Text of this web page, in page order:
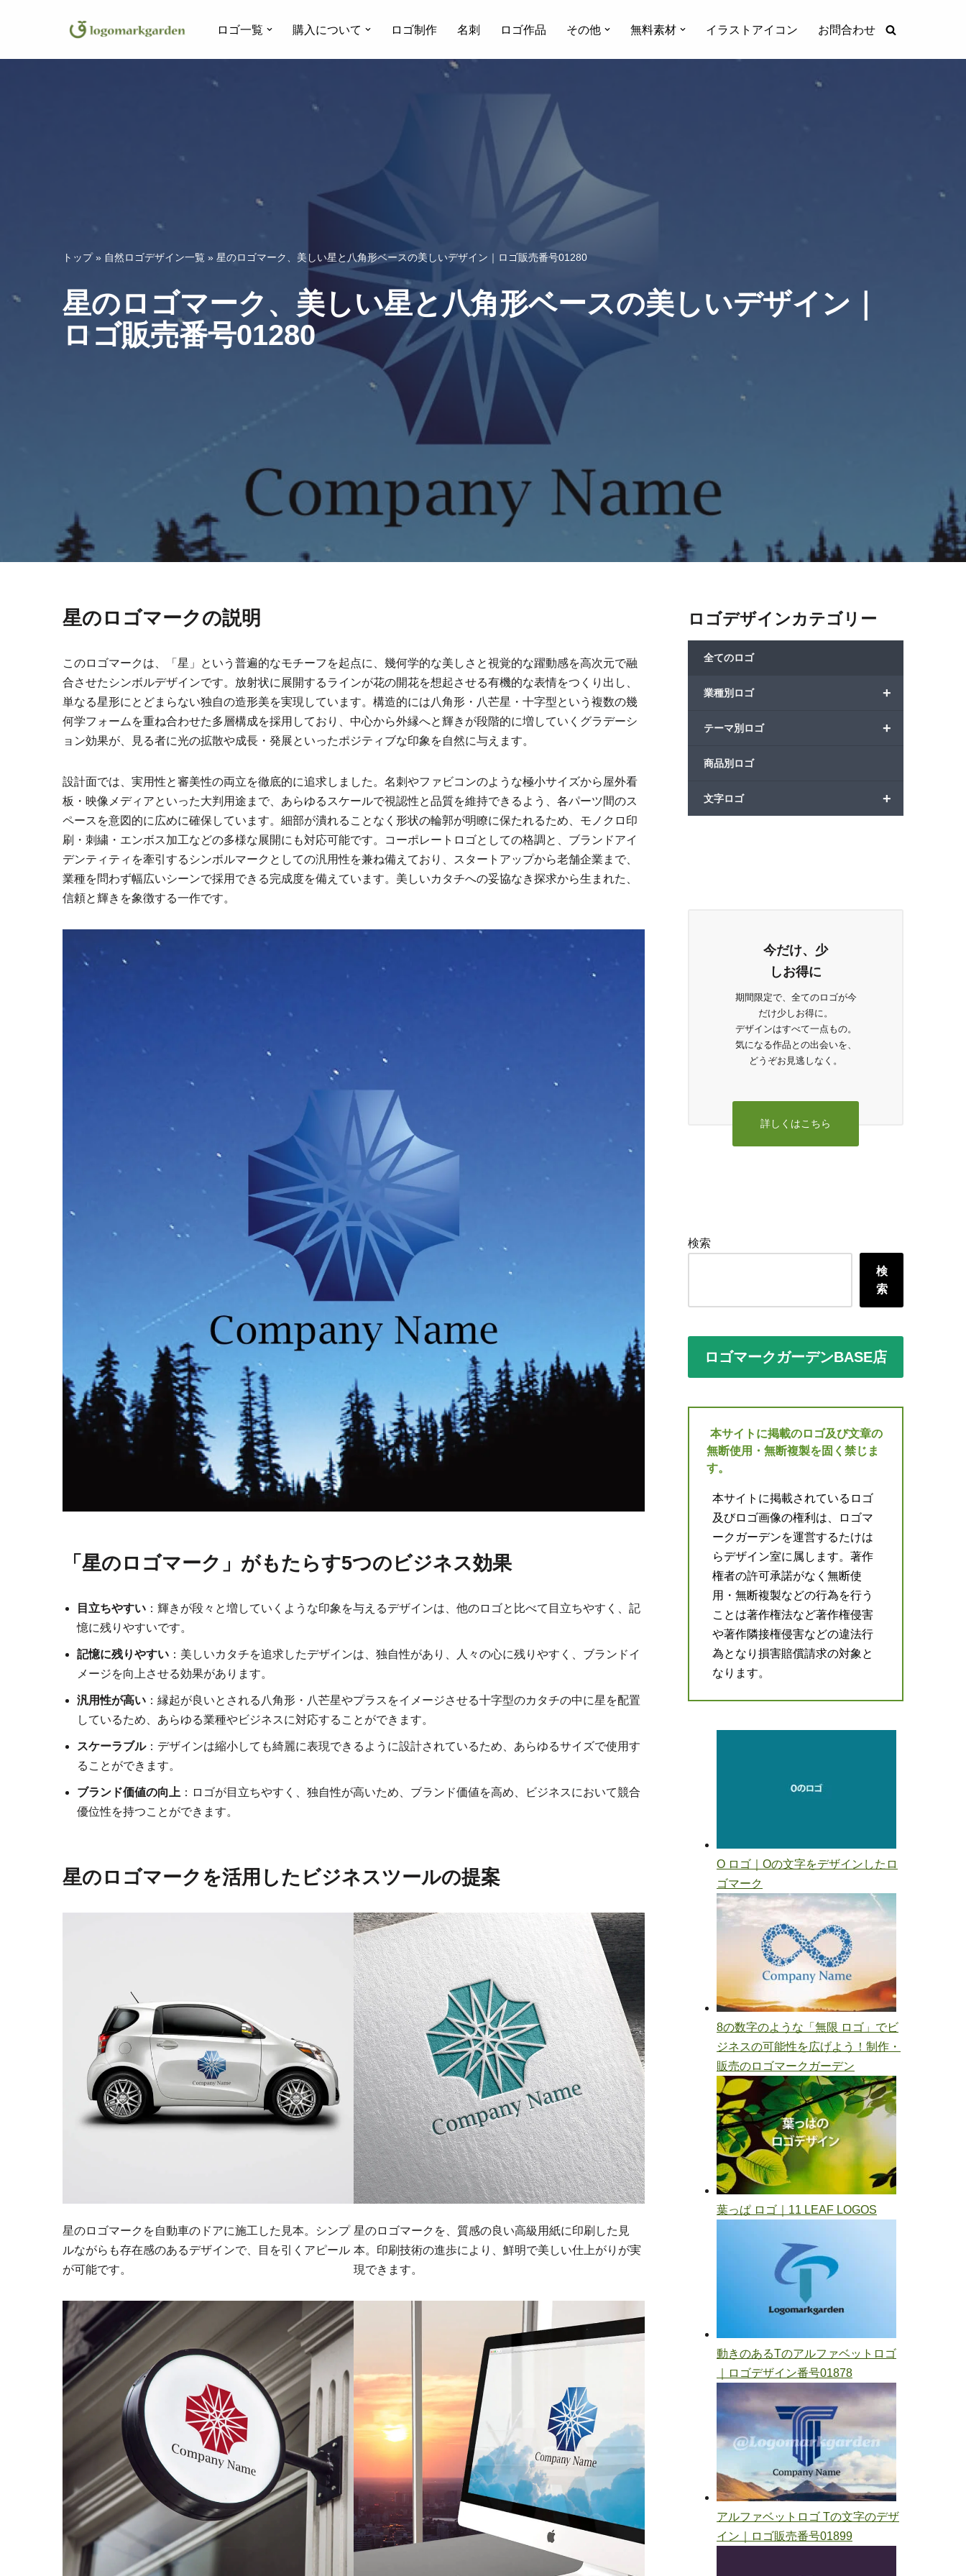
ン
ロゴ一覧 購入について ロゴ制作 名刺 ロゴ作品 その他 無料素材 イラストアイコン お問合わせ
トップ» 自然ロゴデザイン一覧 » 星のロゴマーク、美しい星と八角形ベースの美しいデザイン｜ロゴ販売番号01280
星のロゴマーク、美しい星と八角形ベースの美しいデザイン｜
ロゴ販売番号01280
星のロゴマークの説明
このロゴマークは、「星」という普遍的なモチーフを起点に、幾何学的な美しさと視覚的な躍動感を高次元で融
合させたシンボルデザインです。放射状に展開するラインが花の開花を想起させる有機的な表情をつくり出し、
単なる星形にとどまらない独自の造形美を実現しています。構造的には八角形・八芒星・十字型という複数の幾
何学フォームを重ね合わせた多層構成を採用しており、中心から外縁へと輝きが段階的に増していくグラデーシ
ョン効果が、見る者に光の拡散や成長・発展といったポジティブな印象を自然に与えます。
設計面では、実用性と審美性の両立を徹底的に追求しました。名刺やファビコンのような極小サイズから屋外看
板・映像メディアといった大判用途まで、あらゆるスケールで視認性と品質を維持できるよう、各パーツ間のス
ペースを意図的に広めに確保しています。細部が潰れることなく形状の輪郭が明瞭に保たれるため、モノクロ印
刷・刺繍・エンボス加工などの多様な展開にも対応可能です。コーポレートロゴとしての格調と、ブランドアイ
デンティティを牽引するシンボルマークとしての汎用性を兼ね備えており、スタートアップから老舗企業まで、
業種を問わず幅広いシーンで採用できる完成度を備えています。美しいカタチへの妥協なき探求から生まれた、
信頼と輝きを象徴する一作です。
「星のロゴマーク」がもたらす5つのビジネス効果
目立ちやすい ：輝きが段々と増していくような印象を与えるデザインは、他のロゴと比べて目立ちやすく、記
憶に残りやすいです。
記憶に残りやすい ：美しいカタチを追求したデザインは、独自性があり、人々の心に残りやすく、ブランドイ
メージを向上させる効果があります。
汎用性が高い ：縁起が良いとされる八角形・八芒星やプラスをイメージさせる十字型のカタチの中に星を配置
しているため、あらゆる業種やビジネスに対応することができます。
スケーラブル：デザインは縮小しても綺麗に表現できるように設計されているため、あらゆるサイズで使用す
ることができます。
ブランド価値の向上 ：ロゴが目立ちやすく、独自性が高いため、ブランド価値を高め、ビジネスにおいて競合
優位性を持つことができます。
星のロゴマークを活用したビジネスツールの提案
星のロゴマークを自動車のドアに施工した見本。シンプ
ルながらも存在感のあるデザインで、目を引くアピール
が可能です。
星のロゴマークを、質感の良い高級用紙に印刷した見
本。印刷技術の進歩により、鮮明で美しい仕上がりが実
現できます。
ロゴデザインカテゴリー
全てのロゴ
+
業種別ロゴ
+
テーマ別ロゴ
商品別ロゴ
+
文字ロゴ
今だけ、少
しお得に
期間限定で、全てのロゴが今
だけ少しお得に。
デザインはすべて一点もの。
気になる作品との出会いを、
どうぞお見逃しなく。
詳しくはこちら
検索
検
索
ロゴマークガーデンBASE店
本サイトに掲載のロゴ及び文章の
無断使用・無断複製を固く禁じま
す。
本サイトに掲載されているロゴ
及びロゴ画像の権利は、ロゴマ
ークガーデンを運営するたけは
らデザイン室に属します。著作
権者の許可承諾がなく無断使
用・無断複製などの行為を行う
ことは著作権法など著作権侵害
や著作隣接権侵害などの違法行
為となり損害賠償請求の対象と
なります。